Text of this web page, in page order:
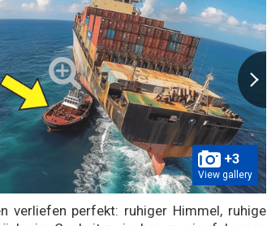
+3
View gallery
verliefen perfekt: ruhiger Himmel, ruhige